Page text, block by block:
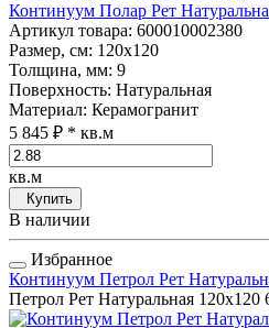
Континуум Полар Рет
Артикул товара: 600010002380
Размер, см: 120x120
Толщина, мм: 9
Поверхность: Натуральная
Материал: Керамогранит
5 845 ₽ * кв.м
кв.м
Купить
В наличии
Избранное
Континуум Петрол Рет
Петрол Рет Натуральная 120x120